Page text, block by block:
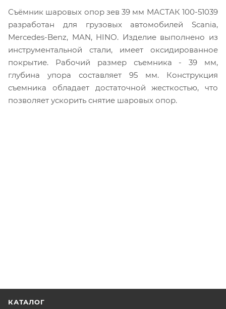
Съёмник шаровых опор зев 39 мм МАСТАК 100-51039
разработан для грузовых автомобилей Scania,
Mercedes-Benz, MAN, HINO. Изделие выполнено из
инструментальной стали, имеет оксидированное
покрытие. Рабочий размер съемника - 39 мм,
глубина упора составляет 95 мм. Конструкция
съемника обладает достаточной жесткостью, что
позволяет ускорить снятие шаровых опор.
КАТАЛОГ